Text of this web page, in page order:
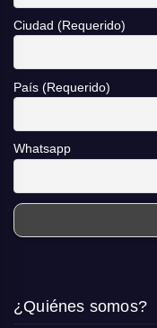
Ciudad (Requerido)
País (Requerido)
Whatsapp
¿Quiénes somos?